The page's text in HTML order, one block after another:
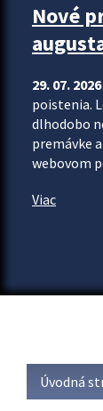
Nové
29. 07. 2026
poistenia.
dlhodobo
premávke
webovom
Viac
Úvodná